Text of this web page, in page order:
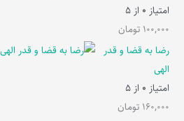
امتیاز 0 از 5
100,000 تومان
رضا به قضا و قدر
الهی
امتیاز 0 از 5
160,000 تومان